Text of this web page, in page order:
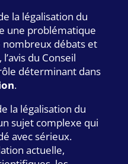
la légalisation du
une problématique
nombreux débats et
du Conseil
déterminant dans
.
la légalisation du
sujet complexe qui
avec sérieux.
actuelle,